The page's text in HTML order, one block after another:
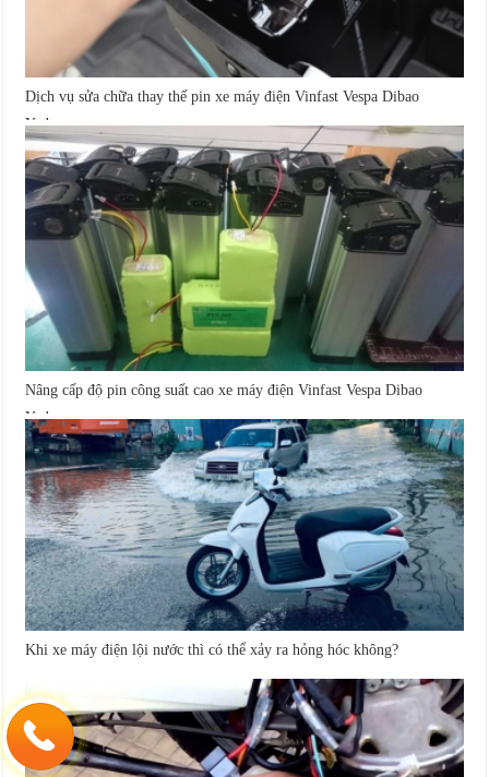
Dịch vụ sửa chữa thay thế pin xe máy điện Vinfast Vespa Dibao
Yadea...
Nâng cấp độ pin công suất cao xe máy điện Vinfast Vespa Dibao
Yadea...
Khi xe máy điện lội nước thì có thể xảy ra hỏng hóc không?